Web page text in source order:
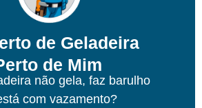
de Geladeira
de Mim
não gela, faz barulho
com vazamento?